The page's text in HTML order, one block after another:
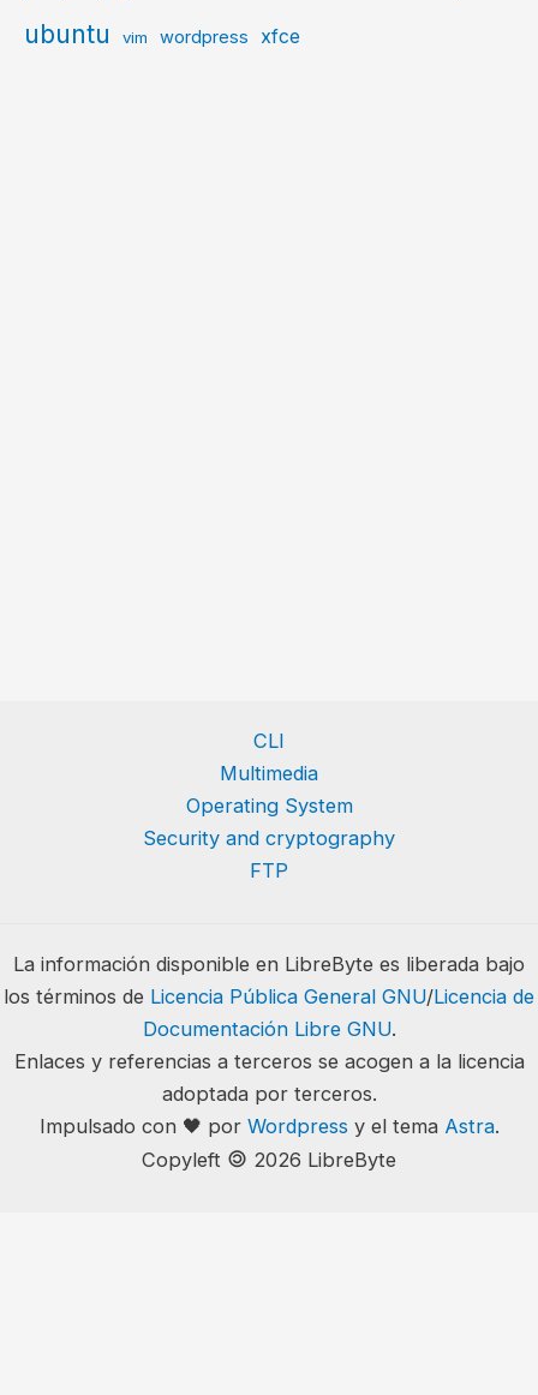
ubuntu vim wordpress xfce
CLI
Multimedia
Operating System
Security and cryptography
FTP
La información disponible en LibreByte es liberada bajo
los términos de Licencia Pública General GNU/Licencia de
Documentación Libre GNU.
Enlaces y referencias a terceros se acogen a la licencia
adoptada por terceros.
Impulsado con 🖤 por Wordpress y el tema Astra.
Copyleft 🄯 2026 LibreByte